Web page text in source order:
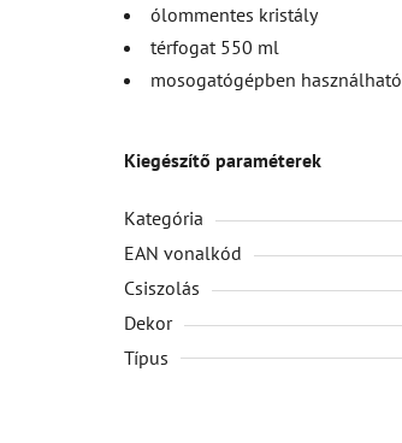
ólommentes kristály
térfogat 550 ml
mosogatógépben használható
Kiegészítő paraméterek
Kategória
EAN vonalkód
Csiszolás
Dekor
Típus